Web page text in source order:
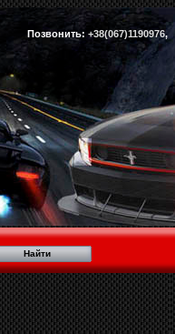
Позвонить: +38(067)1190976,